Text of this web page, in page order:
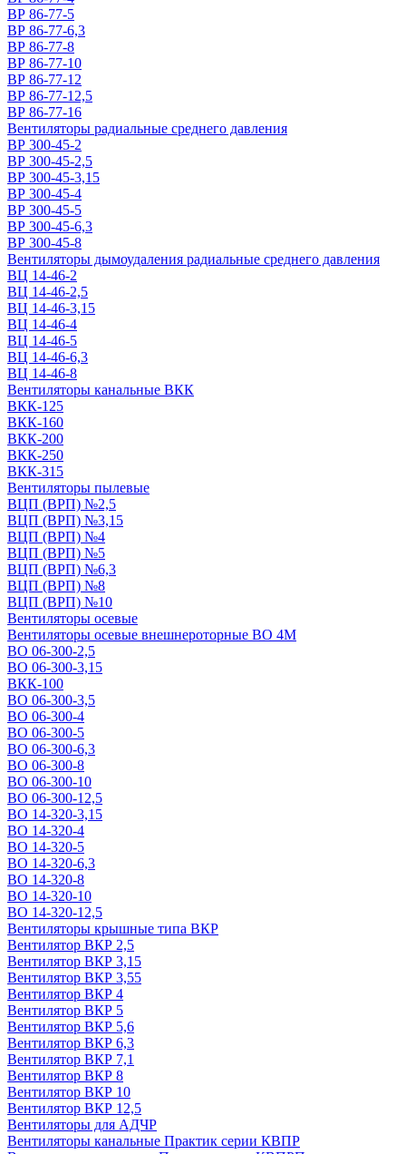
ВР 86-77-5
ВР 86-77-6,3
ВР 86-77-8
ВР 86-77-10
ВР 86-77-12
ВР 86-77-12,5
ВР 86-77-16
Вентиляторы радиальные среднего давления
ВР 300-45-2
ВР 300-45-2,5
ВР 300-45-3,15
ВР 300-45-4
ВР 300-45-5
ВР 300-45-6,3
ВР 300-45-8
Вентиляторы дымоудаления радиальные среднего давления
ВЦ 14-46-2
ВЦ 14-46-2,5
ВЦ 14-46-3,15
ВЦ 14-46-4
ВЦ 14-46-5
ВЦ 14-46-6,3
ВЦ 14-46-8
Вентиляторы канальные ВКК
ВКК-125
ВКК-160
ВКК-200
ВКК-250
ВКК-315
Вентиляторы пылевые
ВЦП (ВРП) №2,5
ВЦП (ВРП) №3,15
ВЦП (ВРП) №4
ВЦП (ВРП) №5
ВЦП (ВРП) №6,3
ВЦП (ВРП) №8
ВЦП (ВРП) №10
Вентиляторы осевые
Вентиляторы осевые внешнероторные ВО 4М
ВО 06-300-2,5
ВО 06-300-3,15
ВКК-100
ВО 06-300-3,5
ВО 06-300-4
ВО 06-300-5
ВО 06-300-6,3
ВО 06-300-8
ВО 06-300-10
ВО 06-300-12,5
ВО 14-320-3,15
ВО 14-320-4
ВО 14-320-5
ВО 14-320-6,3
ВО 14-320-8
ВО 14-320-10
ВО 14-320-12,5
Вентиляторы крышные типа ВКР
Вентилятор ВКР 2,5
Вентилятор ВКР 3,15
Вентилятор ВКР 3,55
Вентилятор ВКР 4
Вентилятор ВКР 5
Вентилятор ВКР 5,6
Вентилятор ВКР 6,3
Вентилятор ВКР 7,1
Вентилятор ВКР 8
Вентилятор ВКР 10
Вентилятор ВКР 12,5
Вентиляторы для АДЧР
Вентиляторы канальные Практик серии КВПР